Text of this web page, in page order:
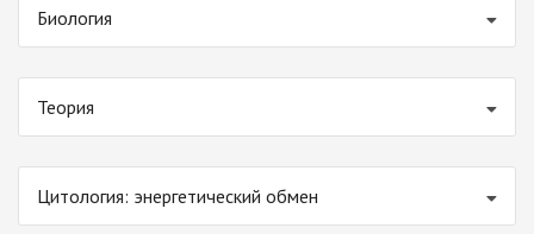
Биология
Теория
Цитология: энергетический обмен